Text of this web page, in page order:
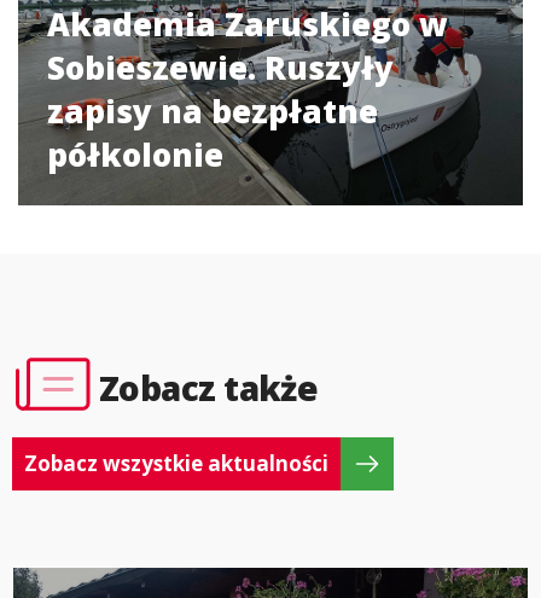
Akademia Zaruskiego w
Sobieszewie. Ruszyły
zapisy na bezpłatne
półkolonie
Zobacz także
Zobacz wszystkie aktualności